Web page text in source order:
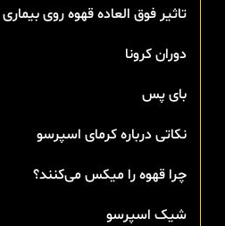
تاثیر فوق العاده قهوه روی بیماری
دوران کرونا
بای پس
نکاتی درباره کرمای اسپرسو
چرا قهوه را میکس می‌کنند؟
شیک اسپرسو